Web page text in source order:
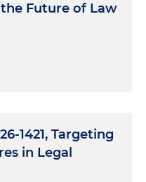
the Future of Law
1421, Targeting
in Legal